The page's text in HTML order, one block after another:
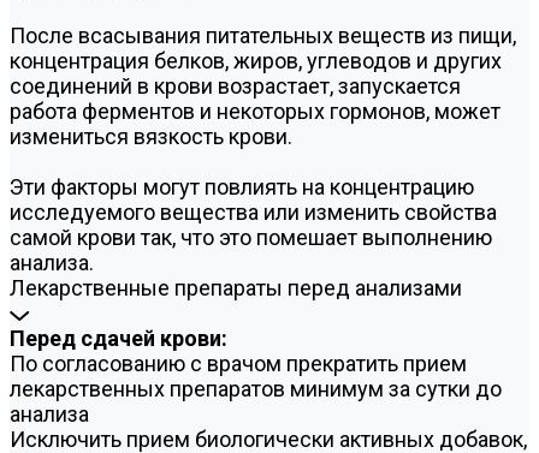
После всасывания питательных веществ из пищи,
концентрация белков, жиров, углеводов и других
соединений в крови возрастает, запускается
работа ферментов и некоторых гормонов, может
измениться вязкость крови.
Эти факторы могут повлиять на концентрацию
исследуемого вещества или изменить свойства
самой крови так, что это помешает выполнению
анализа.
Лекарственные препараты перед анализами
Перед сдачей крови:
По согласованию с врачом прекратить прием
лекарственных препаратов минимум за сутки до
анализа
Исключить прием биологически активных добавок,